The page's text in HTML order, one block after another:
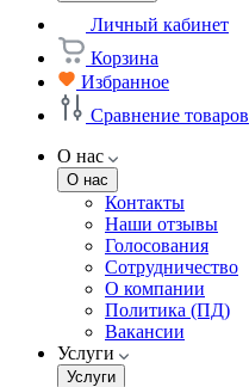
Личный кабинет
Корзина
Избранное
Сравнение товаров
О нас
О нас
Контакты
Наши отзывы
Голосования
Сотрудничество
О компании
Политика (ПД)
Вакансии
Услуги
Услуги